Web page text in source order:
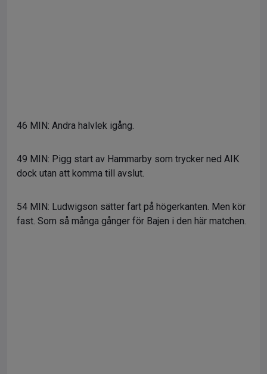
46 MIN: Andra halvlek igång.
49 MIN: Pigg start av Hammarby som trycker ned AIK
dock utan att komma till avslut.
54 MIN: Ludwigson sätter fart på högerkanten. Men kör
fast. Som så många gånger för Bajen i den här matchen.